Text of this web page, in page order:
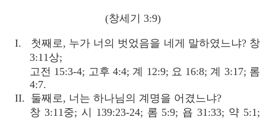
(창세기 3:9)
I. 첫째로, 누가 너의 벗었음을 네게 말하였느냐? 창
3:11상;
고전 15:3-4; 고후 4:4; 계 12:9; 요 16:8; 계 3:17; 롬
4:7.
II. 둘째로, 너는 하나님의 계명을 어겼느냐?
창 3:11중; 시 139:23-24; 롬 5:9; 욥 31:33; 약 5:1;